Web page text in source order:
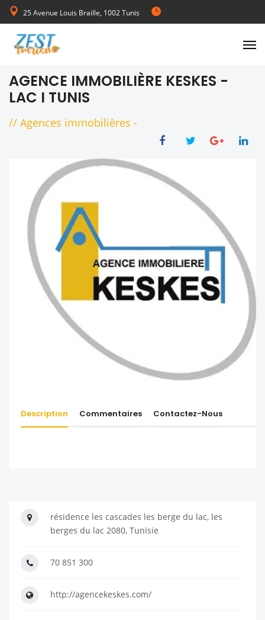
25 Avenue Louis Braille, 1002 Tunis
de Lundi au Vendredi 08:00-17:00
AGENCE IMMOBILIÈRE KESKES -
LAC I TUNIS
// Agences immobilières -
Description Commentaires Contactez-Nous
résidence les cascades les berge du lac, les
berges du lac 2080, Tunisie
70 851 300
http://agencekeskes.com/